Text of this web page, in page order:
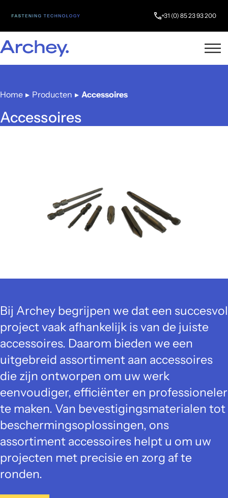
+31 (0) 85 23 93 200
Home ▸ Producten ▸ Accessoires
Accessoires
Bij Archey begrijpen we dat een succesvol
project vaak afhankelijk is van de juiste
accessoires. Daarom bieden we een
uitgebreid assortiment aan accessoires
die zijn ontworpen om uw werk
eenvoudiger, efficiënter en professioneler
te maken. Van bevestigingsmaterialen tot
beschermingsoplossingen, ons
assortiment accessoires helpt u om uw
projecten met precisie en zorg af te
ronden.